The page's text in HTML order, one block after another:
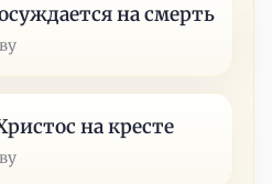
на смерть
на кресте